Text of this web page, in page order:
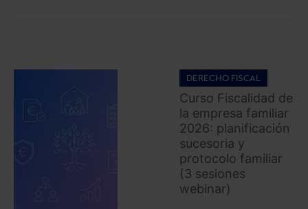
DERECHO FISCAL
Curso Fiscalidad de
la empresa familiar
2026: planificación
sucesoria y
protocolo familiar
(3 sesiones
webinar)